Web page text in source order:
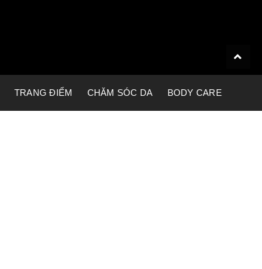
TRANG ĐIỂM CHĂM SÓC DA BODY CARE